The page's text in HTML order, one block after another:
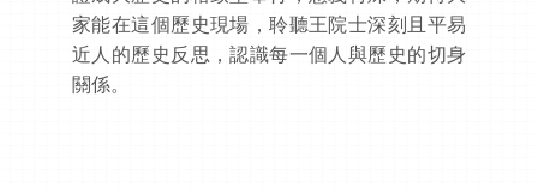
家能在這個歷史現場，聆聽王院士深刻且平易
近人的歷史反思，認識每一個人與歷史的切身
關係。